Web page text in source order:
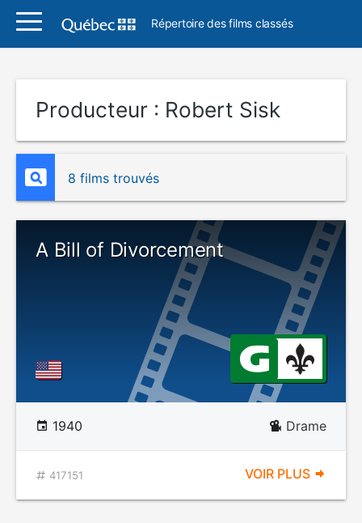
Répertoire des films classés
Producteur : Robert Sisk
8 films trouvés
A Bill of Divorcement
1940 Drame
417151 VOIR PLUS